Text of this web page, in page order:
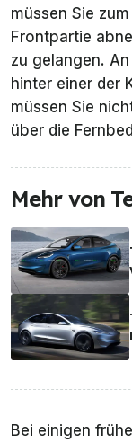
müssen Sie
Frontpartie
zu gelangen.
hinter einer der
müssen Sie
über die
Mehr von
Bei einigen